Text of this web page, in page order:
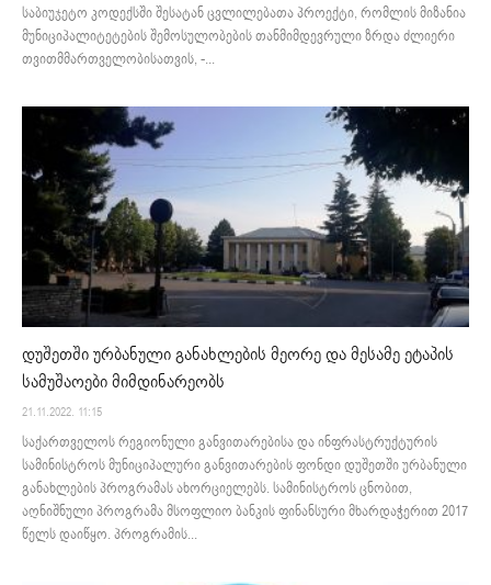
საბიუჯეტო კოდექსში შესატან ცვლილებათა პროექტი, რომლის მიზანია
მუნიციპალიტეტების შემოსულობების თანმიმდევრული ზრდა ძლიერი
თვითმმართველობისათვის, -...
დუშეთში ურბანული განახლების მეორე და მესამე ეტაპის
სამუშაოები მიმდინარეობს
21.11.2022. 11:15
საქართველოს რეგიონული განვითარებისა და ინფრასტრუქტურის
სამინისტროს მუნიციპალური განვითარების ფონდი დუშეთში ურბანული
განახლების პროგრამას ახორციელებს. სამინისტროს ცნობით,
აღნიშნული პროგრამა მსოფლიო ბანკის ფინანსური მხარდაჭერით 2017
წელს დაიწყო. პროგრამის...